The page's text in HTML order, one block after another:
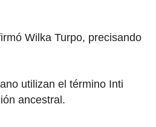
Wilka Turpo, precisando
utilizan el término Inti
ancestral.